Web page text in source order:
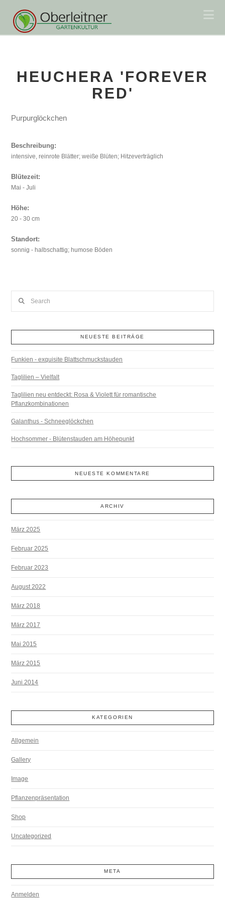
HEUCHERA 'FOREVER
RED'
Purpurglöckchen
Beschreibung:
intensive, reinrote Blätter; weiße Blüten; Hitzeverträglich
Blütezeit:
Mai - Juli
Höhe:
20 - 30 cm
Standort:
sonnig - halbschattig; humose Böden
NEUESTE BEITRÄGE
Funkien - exquisite Blattschmuckstauden
Taglilien – Vielfalt
Taglilien neu entdeckt: Rosa & Violett für romantische
Pflanzkombinationen
Galanthus - Schneeglöckchen
Hochsommer - Blütenstauden am Höhepunkt
NEUESTE KOMMENTARE
ARCHIV
März 2025
Februar 2025
Februar 2023
August 2022
März 2018
März 2017
Mai 2015
März 2015
Juni 2014
KATEGORIEN
Allgemein
Gallery
Image
Pflanzenpräsentation
Shop
Uncategorized
META
Anmelden